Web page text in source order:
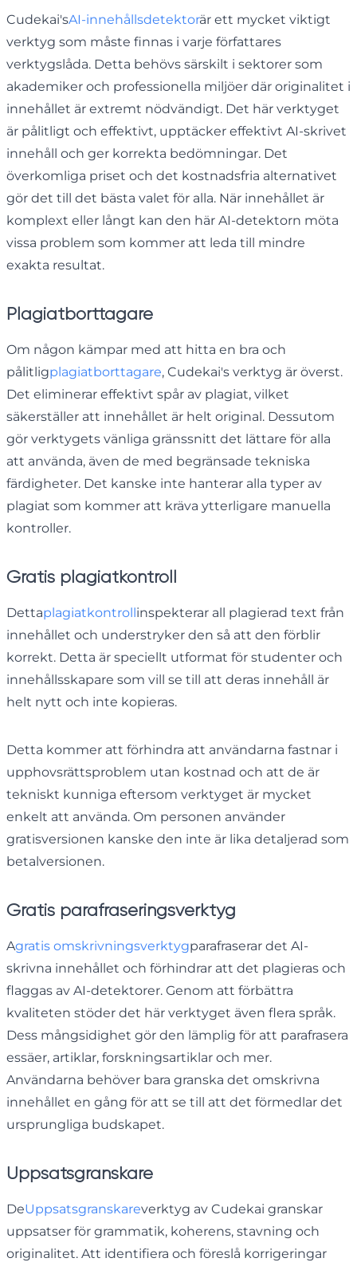
Cudekai'sAI-innehållsdetektorär ett mycket viktigt
verktyg som måste finnas i varje författares
verktygslåda. Detta behövs särskilt i sektorer som
akademiker och professionella miljöer där originalitet i
innehållet är extremt nödvändigt. Det här verktyget
är pålitligt och effektivt, upptäcker effektivt AI-skrivet
innehåll och ger korrekta bedömningar. Det
överkomliga priset och det kostnadsfria alternativet
gör det till det bästa valet för alla. När innehållet är
komplext eller långt kan den här AI-detektorn möta
vissa problem som kommer att leda till mindre
exakta resultat.
Plagiatborttagare
Om någon kämpar med att hitta en bra och
pålitligplagiatborttagare, Cudekai's verktyg är överst.
Det eliminerar effektivt spår av plagiat, vilket
säkerställer att innehållet är helt original. Dessutom
gör verktygets vänliga gränssnitt det lättare för alla
att använda, även de med begränsade tekniska
färdigheter. Det kanske inte hanterar alla typer av
plagiat som kommer att kräva ytterligare manuella
kontroller.
Gratis plagiatkontroll
Dettaplagiatkontrollinspekterar all plagierad text från
innehållet och understryker den så att den förblir
korrekt. Detta är speciellt utformat för studenter och
innehållsskapare som vill se till att deras innehåll är
helt nytt och inte kopieras.
Detta kommer att förhindra att användarna fastnar i
upphovsrättsproblem utan kostnad och att de är
tekniskt kunniga eftersom verktyget är mycket
enkelt att använda. Om personen använder
gratisversionen kanske den inte är lika detaljerad som
betalversionen.
Gratis parafraseringsverktyg
Agratis omskrivningsverktygparafraserar det AI-
skrivna innehållet och förhindrar att det plagieras och
flaggas av AI-detektorer. Genom att förbättra
kvaliteten stöder det här verktyget även flera språk.
Dess mångsidighet gör den lämplig för att parafrasera
essäer, artiklar, forskningsartiklar och mer.
Användarna behöver bara granska det omskrivna
innehållet en gång för att se till att det förmedlar det
ursprungliga budskapet.
Uppsatsgranskare
DeUppsatsgranskareverktyg av Cudekai granskar
uppsatser för grammatik, koherens, stavning och
originalitet. Att identifiera och föreslå korrigeringar